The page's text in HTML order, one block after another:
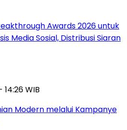
Awards 2026 untuk
Media Sosial, Distribusi Siaran
WIB
Modern melalui Kampanye